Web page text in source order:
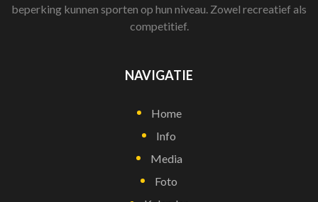
beperking kunnen sporten op hun niveau. Zowel recreatief als
competitief.
NAVIGATIE
Home
Info
Media
Foto